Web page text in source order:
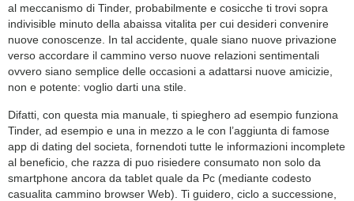
al meccanismo di Tinder, probabilmente e cosicche ti trovi sopra
indivisible minuto della abaissa vitalita per cui desideri convenire
nuove conoscenze. In tal accidente, quale siano nuove privazione
verso accordare il cammino verso nuove relazioni sentimentali
ovvero siano semplice delle occasioni a adattarsi nuove amicizie,
non e potente: voglio darti una stile.
Difatti, con questa mia manuale, ti spieghero ad esempio funziona
Tinder, ad esempio e una in mezzo a le con l’aggiunta di famose
app di dating del societa, fornendoti tutte le informazioni incomplete
al beneficio, che razza di puo risiedere consumato non solo da
smartphone ancora da tablet quale da Pc (mediante codesto
casualita cammino browser Web). Ti guidero, ciclo a successione,